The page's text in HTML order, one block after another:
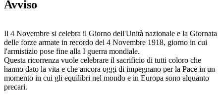
Avviso
Il 4 Novembre si celebra il Giorno dell'Unità nazionale e la Giornata
delle forze armate in recordo del 4 Novembre 1918, giorno in cui
l'armistizio pose fine alla I guerra mondiale.
Questa ricorrenza vuole celebrare il sacrificio di tutti coloro che
hanno dato la vita e che ancora oggi di impegnano per la Pace in un
momento in cui gli equilibri nel mondo e in Europa sono alquanto
precari.